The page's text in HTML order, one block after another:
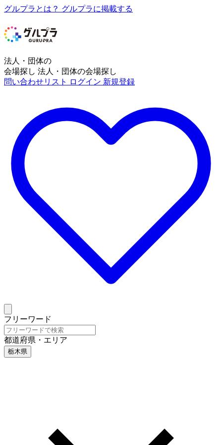
グルプラとは？ グルプラに掲載する
法人・団体の
会場探し 法人・団体の会場探し
問い合わせリスト
ログイン 新規登録
フリーワード
都道府県・エリア
栃木県